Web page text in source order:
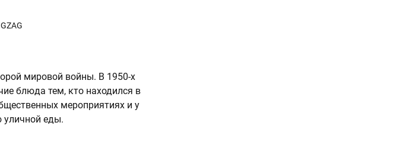
мировой войны. В 1950-х
блюда тем, кто находился в
мероприятиях и у
уличной еды.